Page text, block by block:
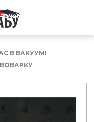
В ВАКУУМІ